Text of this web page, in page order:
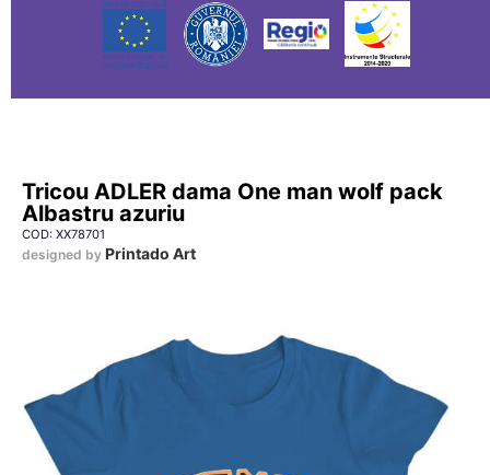
Tricou ADLER dama One man wolf pack
Albastru azuriu
COD: XX78701
designed by Printado Art